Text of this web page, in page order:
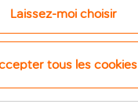
Laissez-moi choisir
tous les cookies